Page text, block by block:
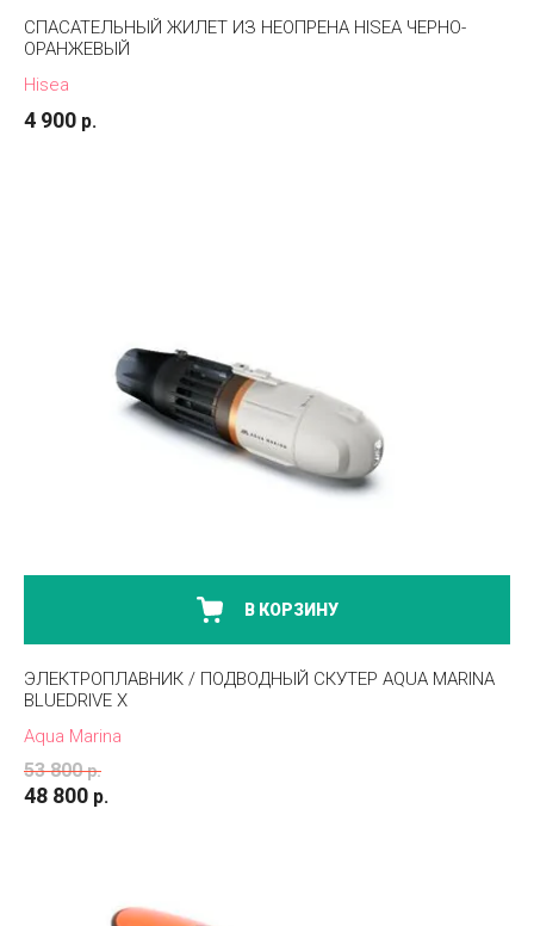
СПАСАТЕЛЬНЫЙ ЖИЛЕТ ИЗ НЕОПРЕНА HISEA ЧЕРНО-
ОРАНЖЕВЫЙ
Hisea
4 900 р.
В КОРЗИНУ
ЭЛЕКТРОПЛАВНИК / ПОДВОДНЫЙ СКУТЕР AQUA MARINA
BLUEDRIVE X
Aqua Marina
53 800 р.
48 800 р.